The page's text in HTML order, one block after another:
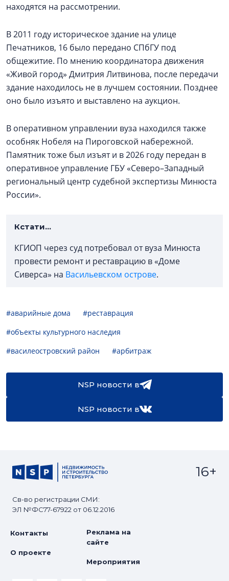
находятся на рассмотрении.
В 2011 году историческое здание на улице
Печатников, 16 было передано СПбГУ под
общежитие. По мнению координатора движения
«Живой город» Дмитрия Литвинова, после передачи
здание находилось не в лучшем состоянии. Позднее
оно было изъято и выставлено на аукцион.
В оперативном управлении вуза находился также
особняк Нобеля на Пироговской набережной.
Памятник тоже был изъят и в 2026 году передан в
оперативное управление ГБУ «Северо–Западный
региональный центр судебной экспертизы Минюста
России».
Кстати…
КГИОП через суд потребовал от вуза Минюста
провести ремонт и реставрацию в «Доме
Сиверса» на Васильевском острове.
#аварийные дома
#реставрация
#объекты культурного наследия
#василеостровский район
#арбитраж
NSP новости в
NSP новости в
Св-во регистрации СМИ:
ЭЛ №ФС77-67922 от 06.12.2016
16+
Контакты
О проекте
Реклама на
сайте
Мероприятия